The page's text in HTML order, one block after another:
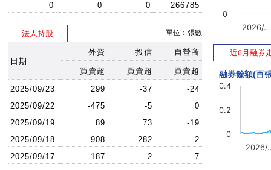
0
0 0 266785
法人持股 單位：張數
日期
外資 投信 自營商
買賣超 買賣超
買賣超
2025/09/23
299 -37
-24
2025/09/22
-475 -5
0
2025/09/19
89 73
-19
2025/09/18
-908 -282
-2
2025/09/17
-187 -2 -7
2026/…
0
近6月融券
融券餘額(百
2026/
0
0.2
0.4